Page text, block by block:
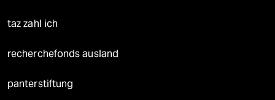
taz zahl ich
recherchefonds ausland
panterstiftung